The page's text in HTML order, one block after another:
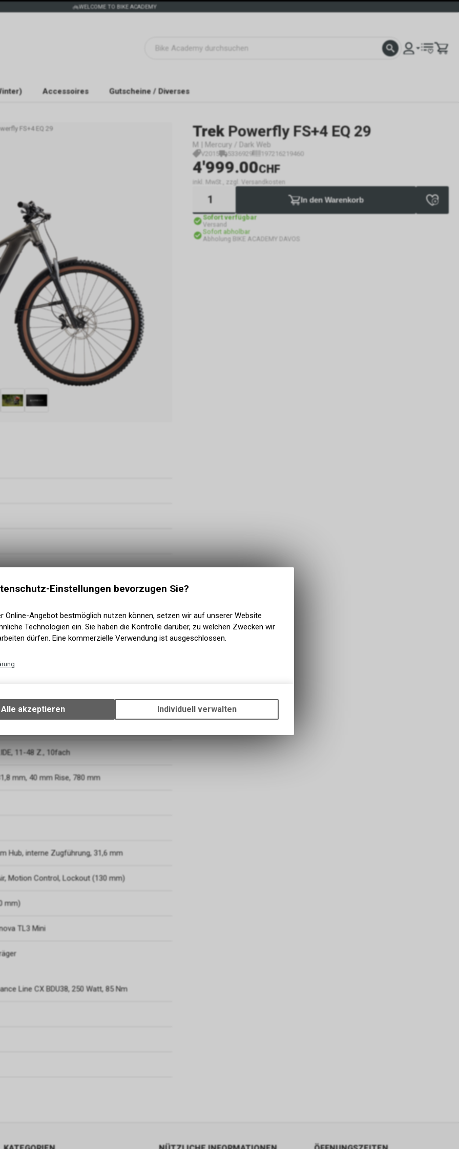
WELCOME TO BIKE ACADEMY
Accessoires Gutscheine / Diverses
FS+4 EQ 29 Trek Powerfly FS+4 EQ 29
M | Mercury / Dark Web
V2015 5336929 197216219460
4'999.00CHF
inkl. MwSt., zzgl. Versandkosten
In den Warenkorb
Sofort verfügbar
Versand
Sofort abholbar
Abholung BIKE ACADEMY DAVOS
203 mm
Ready, 60 TPI, 29 x 2.4
Ready
11-48 Z., 10fach
mm, 40 mm Rise, 780 mm
Hub, interne Zugführung, 31,6 mm
Motion Control, Lockout (130 mm)
mm)
TL3 Mini
Line CX BDU38, 250 Watt, 85 Nm
Einstellungen bevorzugen Sie?
Online-Angebot bestmöglich nutzen können, setzen wir auf unserer Website
Technologien ein. Sie haben die Kontrolle darüber, zu welchen Zwecken wir
dürfen. Eine kommerzielle Verwendung ist ausgeschlossen.
Ihrem Gerät, um die grundlegenden Funktionen unseres Online-Angebots, wie die
Verwendung des Warenkorbs, zu ermöglichen. Bitte beachten Sie, dass die
zulassen.
Alle akzeptieren Individuell verwalten